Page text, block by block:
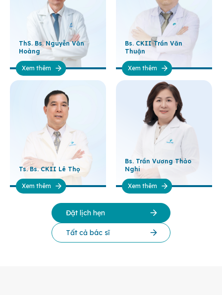
ThS. Bs. Nguyễn Văn
Hoàng
Xem thêm
Ts. Bs. CKII Lê Thọ
Xem thêm
Bs. CKII Trần Văn
Thuận
Xem thêm
Bs. Trần Vương Thảo
Nghi
Xem thêm
Đặt lịch hẹn
Tất cả bác sĩ